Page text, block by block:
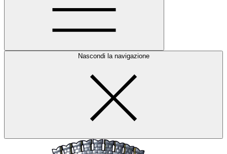
Nascondi la navigazione